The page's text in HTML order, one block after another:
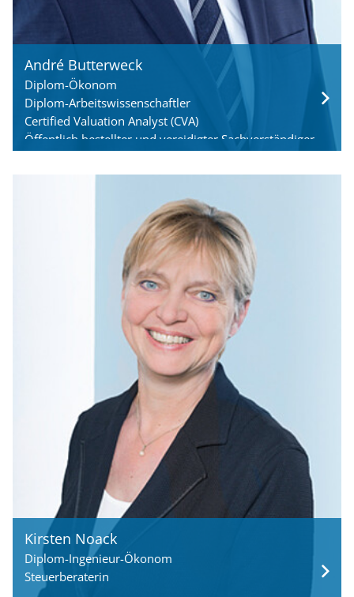
André Butterweck
Diplom-Ökonom
Diplom-Arbeitswissenschaftler
Certified Valuation Analyst (CVA)
Öffentlich bestellter und vereidigter Sachverständiger
Kirsten Noack
Diplom-Ingenieur-Ökonom
Steuerberaterin